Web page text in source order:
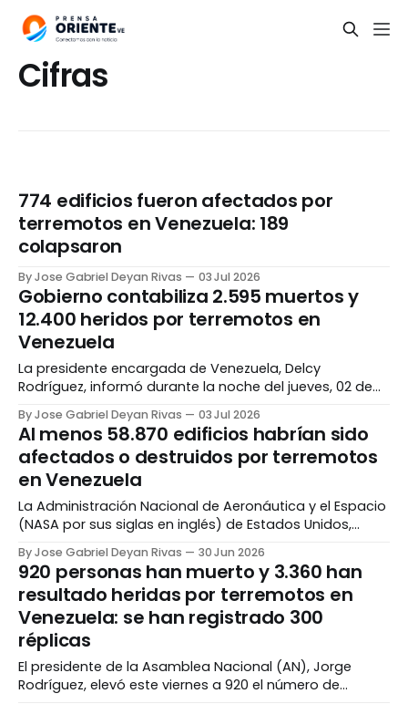
Cifras
774 edificios fueron afectados por
terremotos en Venezuela: 189
colapsaron
By Jose Gabriel Deyan Rivas 03 Jul 2026
Gobierno contabiliza 2.595 muertos y
12.400 heridos por terremotos en
Venezuela
La presidente encargada de Venezuela, Delcy
Rodríguez, informó durante la noche del jueves, 02 de
Venezuela subió a 2.595, mientras que la de heridos
ascendió a 12.400. Rodríguez dio a conocer la
información durante una rueda de prensa
By Jose Gabriel Deyan Rivas 03 Jul 2026
Al menos 58.870 edificios habrían sido
afectados o destruidos por terremotos
en Venezuela
La Administración Nacional de Aeronáutica y el Espacio
(NASA por sus siglas en inglés) de Estados Unidos,
Venezuela sufrieron daños o acabaron destruidos por
los terremotos de 7.2 y 7.5 registrados el pasado 24 de
junio. Los datos fueron recolectados mediante
By Jose Gabriel Deyan Rivas 30 Jun 2026
920 personas han muerto y 3.360 han
resultado heridas por terremotos en
Venezuela: se han registrado 300
réplicas
El presidente de la Asamblea Nacional (AN), Jorge
Rodríguez, elevó este viernes a 920 el número de